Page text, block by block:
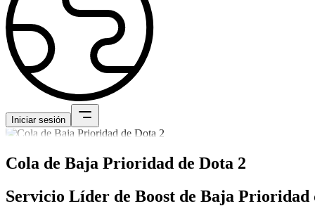
Iniciar sesión
Cola de Baja Prioridad de Dota 2
Servicio Líder de Boost de Baja Prioridad